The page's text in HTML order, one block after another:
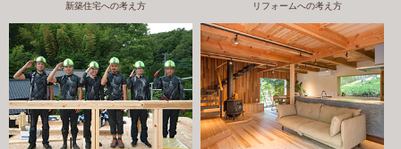
新築住宅への考え方 リフォームへの考え方